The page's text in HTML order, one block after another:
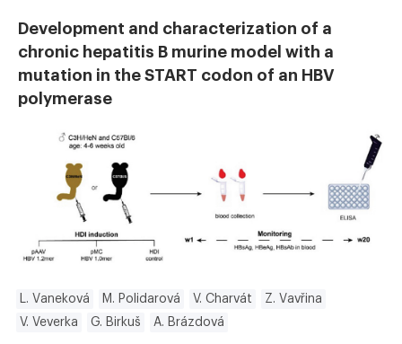
Development and characterization of a
chronic hepatitis B murine model with a
mutation in the START codon of an HBV
polymerase
L. Vaneková M. Polidarová V. Charvát
Z. Vavřina
V. Veverka
G. Birkuš A. Brázdová